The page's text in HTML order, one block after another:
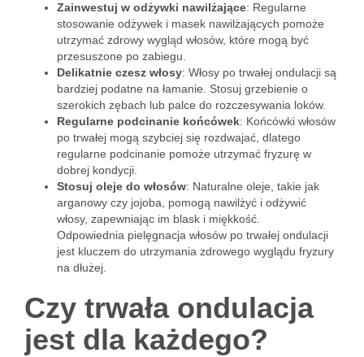
Zainwestuj w odżywki nawilżające: Regularne
stosowanie odżywek i masek nawilżających pomoże
utrzymać zdrowy wygląd włosów, które mogą być
przesuszone po zabiegu.
Delikatnie czesz włosy: Włosy po trwałej ondulacji są
bardziej podatne na łamanie. Stosuj grzebienie o
szerokich zębach lub palce do rozczesywania loków.
Regularne podcinanie końcówek: Końcówki włosów
po trwałej mogą szybciej się rozdwajać, dlatego
regularne podcinanie pomoże utrzymać fryzurę w
dobrej kondycji.
Stosuj oleje do włosów: Naturalne oleje, takie jak
arganowy czy jojoba, pomogą nawilżyć i odżywić
włosy, zapewniając im blask i miękkość.
Odpowiednia pielęgnacja włosów po trwałej ondulacji
jest kluczem do utrzymania zdrowego wyglądu fryzury
na dłużej.
Czy trwała ondulacja
jest dla każdego?